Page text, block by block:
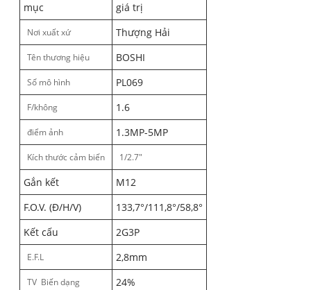
mục giá trị
Nơi xuất xứ Thượng Hải
Tên thương hiệu BOSHI
Số mô hình PL069
F/không 1.6
điểm ảnh 1.3MP-5MP
Kích thước cảm biến 1/2.7"
Gắn kết
M12
F.O.V. (Đ/H/V)
133,7°/111,8°/58,8°
Kết cấu
2G3P
E.F.L 2,8mm
TV Biến dạng 24%